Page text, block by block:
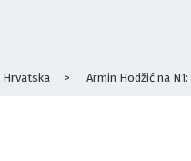
Hrvatska > Armin Hodžić na